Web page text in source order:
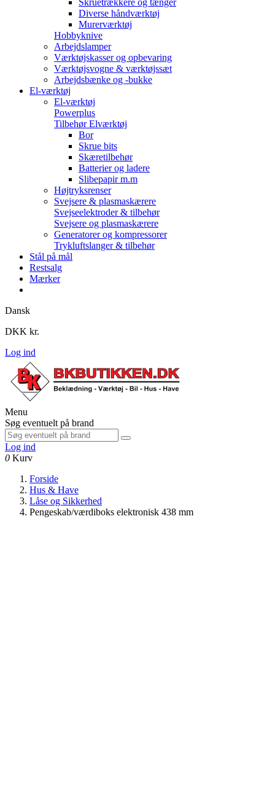
Skruetrækkere og tænger
Diverse håndværktøj
Murerværktøj
Hobbyknive
Arbejdslamper
Værktøjskasser og opbevaring
Værktøjsvogne & værktøjssæt
Arbejdsbænke og -bukke
El-værktøj
El-værktøj
Powerplus
Tilbehør Elværktøj
Bor
Skrue bits
Skæretilbehør
Batterier og ladere
Slibepapir m.m
Højtryksrenser
Svejsere & plasmaskærere
Svejseelektroder & tilbehør
Svejsere og plasmaskærere
Generatorer og kompressorer
Trykluftslanger & tilbehør
Stål på mål
Restsalg
Mærker
Dansk
DKK kr.
Log ind
Menu
Søg eventuelt på brand
Log ind
0 Kurv
Forside
Hus & Have
Låse og Sikkerhed
Pengeskab/værdiboks elektronisk 438 mm